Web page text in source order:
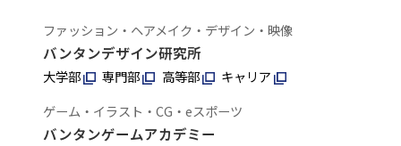
ファッション・ヘアメイク・デザイン・映像
バンタンデザイン研究所
大学部 専門部 高等部
キャリア
ゲーム・イラスト・CG・eスポーツ
バンタンゲームアカデミー